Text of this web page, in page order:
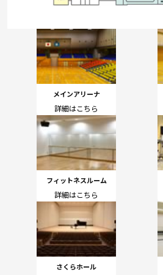
メインアリーナ
詳細はこちら
フィットネスルーム
詳細はこちら
さくらホール